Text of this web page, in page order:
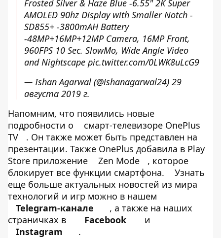
Frosted Silver & Haze Blue -6.55" 2K Super
AMOLED 90hz Display with Smaller Notch -
SD855+ -3800mAH Battery
-48MP+16MP+12MP Camera, 16MP Front,
960FPS 10 Sec. SlowMo, Wide Angle Video
and Nightscape pic.twitter.com/0LWK8uLcG9
— Ishan Agarwal (@ishanagarwal24) 29
августа 2019 г.
Напомним, что появились новые
подробности о
смарт-телевизоре OnePlus
TV
. Он также может быть представлен на
презентации. Также OnePlus добавила в Play
Store приложение
Zen Mode
, которое
блокирует все функции смартфона.
Узнать
еще больше актуальных новостей из мира
технологий и игр можно в нашем
Telegram-канале
, а также на наших
страничках в
Facebook
и
Instagram
.